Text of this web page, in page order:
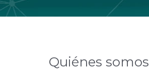
Quiénes somos